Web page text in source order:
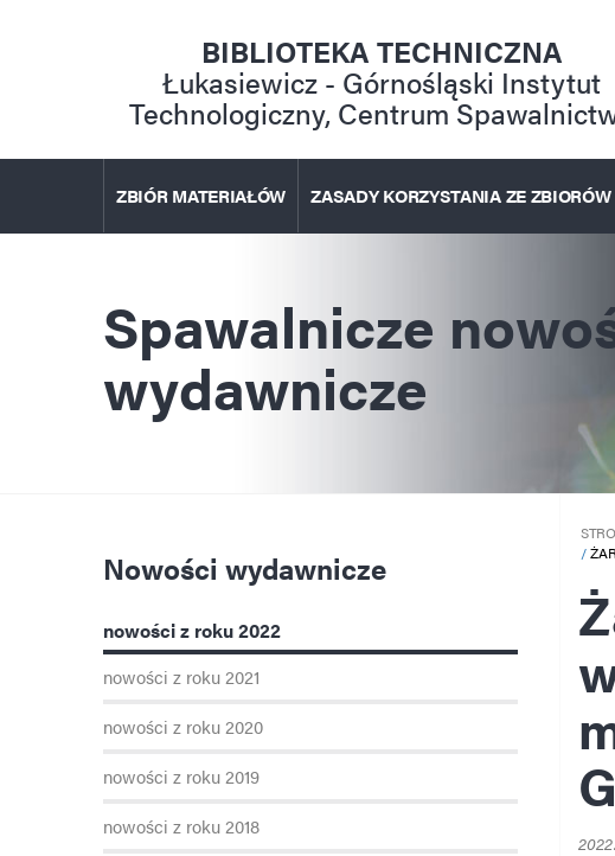
BIBLIOTEKA TECHNICZNA
Łukasiewicz - Górnośląski Instytut
Technologiczny, Centrum
ZBIÓR MATERIAŁÓW ZASADY KORZYSTANIA ZE ZBIORÓW
Spawalnicze
wydawnicze
Nowości wydawnicze
nowości z roku 2022
nowości z roku 2021
nowości z roku 2020
nowości z roku 2019
nowości z roku 2018